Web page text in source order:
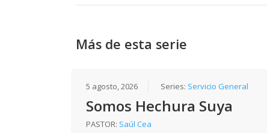
Más de esta serie
5 agosto, 2026 Series: Servicio General
Somos Hechura Suya
PASTOR: Saúl Cea